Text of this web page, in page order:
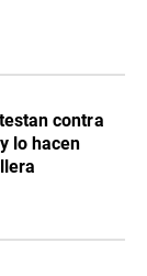
contra
lo hacen